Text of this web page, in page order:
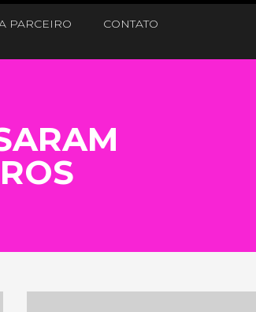
PARCEIRO CONTATO